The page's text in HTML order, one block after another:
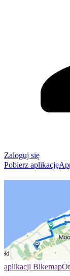
Zaloguj się
Pobierz aplikację
aplikacji Bikemap